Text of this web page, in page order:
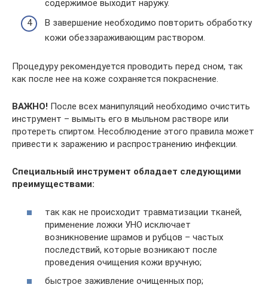
содержимое выходит наружу.
В завершение необходимо повторить обработку
кожи обеззараживающим раствором.
Процедуру рекомендуется проводить перед сном, так
как после нее на коже сохраняется покраснение.
ВАЖНО! После всех манипуляций необходимо очистить
инструмент – вымыть его в мыльном растворе или
протереть спиртом. Несоблюдение этого правила может
привести к заражению и распространению инфекции.
Специальный инструмент обладает следующими
преимуществами:
так как не происходит травматизации тканей,
применение ложки УНО исключает
возникновение шрамов и рубцов – частых
последствий, которые возникают после
проведения очищения кожи вручную;
быстрое заживление очищенных пор;